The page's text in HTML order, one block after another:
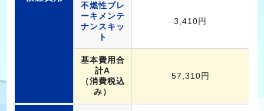
不燃性ブレ
ーキメンテ
ナンスキッ
ト
3,410円
基本費用合
計A
（消費税込
み）
57,310円